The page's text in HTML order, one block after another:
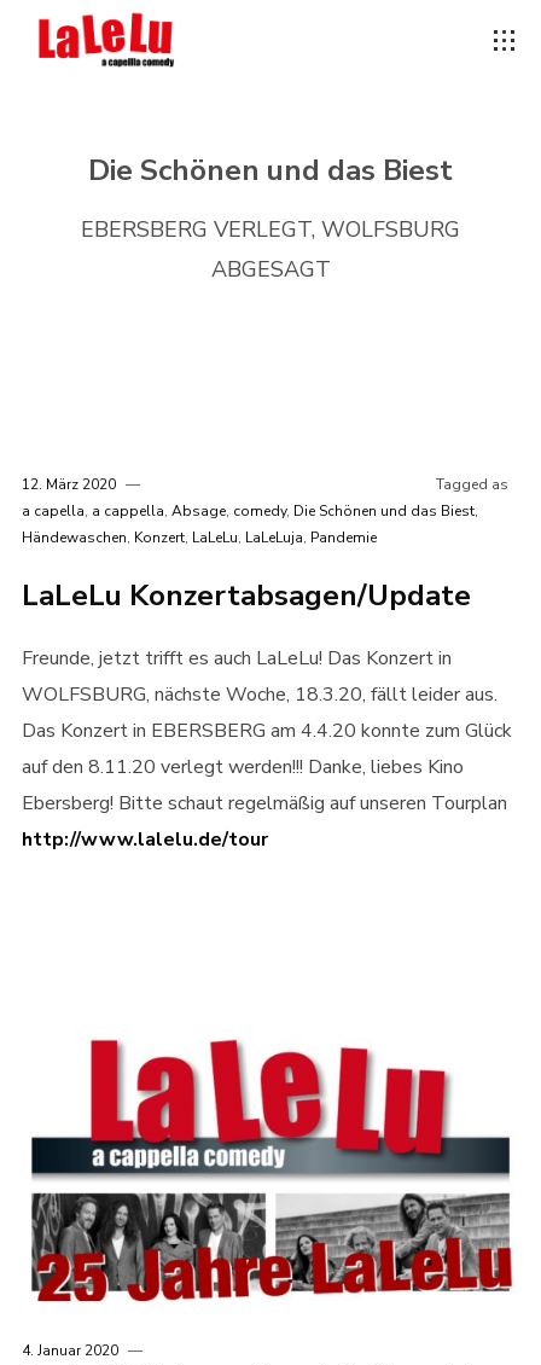
Die Schönen und das Biest
EBERSBERG VERLEGT, WOLFSBURG
ABGESAGT
12. März 2020
Tagged as
a capella, a cappella, Absage, comedy, Die Schönen und das Biest,
Händewaschen, Konzert, LaLeLu, LaLeLuja, Pandemie
LaLeLu Konzertabsagen/Update
Freunde, jetzt trifft es auch LaLeLu! Das Konzert in
WOLFSBURG, nächste Woche, 18.3.20, fällt leider aus.
Das Konzert in EBERSBERG am 4.4.20 konnte zum Glück
auf den 8.11.20 verlegt werden!!! Danke, liebes Kino
Ebersberg! Bitte schaut regelmäßig auf unseren Tourplan
http://www.lalelu.de/tour
4. Januar 2020